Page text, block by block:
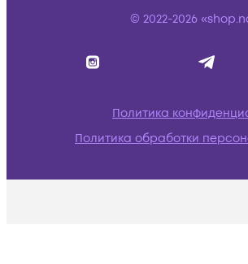
© 2022-2026
Политика
Политика обработки